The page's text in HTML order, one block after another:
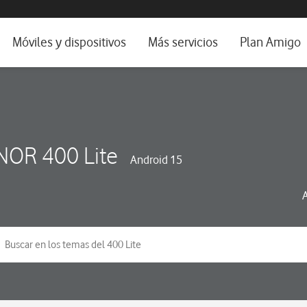
e idioma
Móviles y dispositivos Más servicios Plan Amigo
400 Lite Android 15